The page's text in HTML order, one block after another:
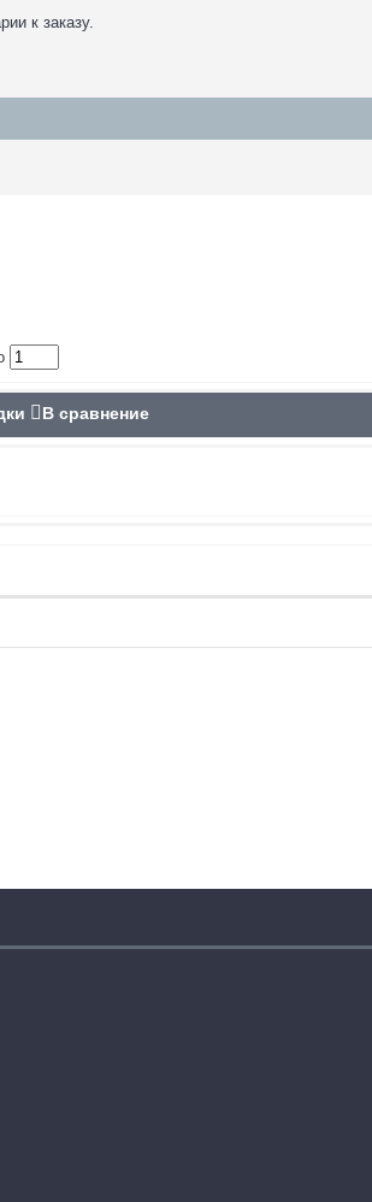
к заказу.
В сравнение